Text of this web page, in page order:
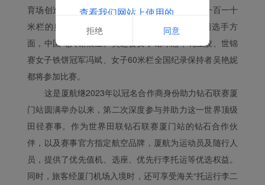
育场创造世界纪录的跳高名将杜普兰蒂斯、男子一百一十
米栏的奥运冠军，三届世锦赛冠军霍洛威。中国选手方
面，中国飞人谢震业、奥运会女子铅球冠军巩立姣、世锦
赛女子铁饼冠军冯斌、女子60米栏全国纪录保持者吴艳妮
都将参加比赛。
这是厦航继2023年以冠名合作商身份助力钻石联赛厦
门站圆满举办以来，第二次深度参与并助力这一世界顶级
田径赛事。作为世界田联钻石联赛厦门站的钻石合作伙
伴，以及赛事官方指定航空品牌，厦航为运动员及随行人
员，提供了优先值机、选座、优先行李托运等优选权益。
同时，旅客经厦门机场入境时，还可享受海关“托运行李二
查看我们网站上使用的
Cookie的完整列表
拒绝 同意